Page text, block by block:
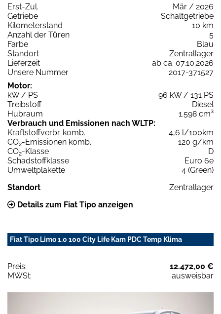
Erst-Zul.
Mär / 2026
Getriebe
Schaltgetriebe
Kilometerstand
10 km
Anzahl der Türen
5
Farbe
Blau
Standort
Zentrallager
Lieferzeit
ab ca. 07.10.2026
Unsere Nummer
2017-371527
Motor:
kW / PS
96 kW / 131 PS
Treibstoff
Diesel
Hubraum
1.598 cm³
Verbrauch und Emissionen nach WLTP:
Kraftstoffverbr. komb.
4,6 l/100km
CO2-Emissionen komb.
120 g/km
CO2-Klasse
D
Schadstoffklasse
Euro 6e
Umweltplakette
4 (Green)
Standort
Zentrallager
Details zum Fiat Tipo anzeigen
Fiat Tipo Limo 1.0 100 City Life Kam PDC Temp Klima
Preis:
12.472,00 €
MWSt:
ausweisbar